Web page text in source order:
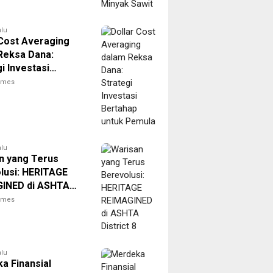
Averaging
Dana:
Investasi
untuk Pemula
yang Terus
HERITAGE
di ASHTA
8
Finansial